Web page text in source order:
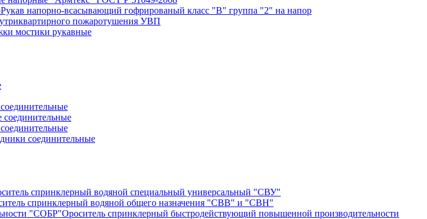
Рукав напорно-всасывающий гофрированый класс "В" группа "2" на напор
пожаротушения УВП
мостики рукавные
соединительные
спринклерный водяной специальный универсальный "СВУ"
спринклерный водяной общего назначения "СВВ" и "СВН"
Ороситель спринклерный быстродействующий повышенной производительности